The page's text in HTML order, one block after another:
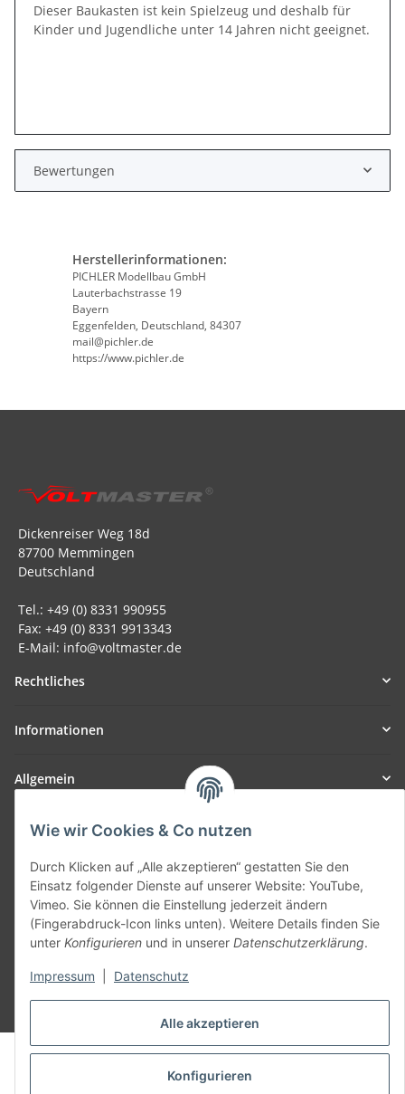
Alle akzeptieren
Konfigurieren
Wie wir Cookies & Co nutzen
Durch Klicken auf „Alle akzeptieren“ gestatten Sie den
Einsatz folgender Dienste auf unserer Website: YouTube,
Vimeo. Sie können die Einstellung jederzeit ändern
(Fingerabdruck-Icon links unten). Weitere Details finden Sie
unter Konfigurieren und in unserer Datenschutzerklärung.
Impressum Datenschutz
Dieser Baukasten ist kein Spielzeug und deshalb für
Kinder und Jugendliche unter 14 Jahren nicht geeignet.
Bewertungen
Herstellerinformationen:
PICHLER Modellbau GmbH
Lauterbachstrasse 19
Bayern
Eggenfelden, Deutschland, 84307
mail@pichler.de
https://www.pichler.de
Dickenreiser Weg 18d
87700 Memmingen
Deutschland
Tel.: +49 (0) 8331 990955
Fax: +49 (0) 8331 9913343
E-Mail: info@voltmaster.de
Rechtliches
Informationen
Allgemein
Teil unseres Netzwerks:
Vertrag widerrufen
© voltmaster.de
Powered byJTL-Shop